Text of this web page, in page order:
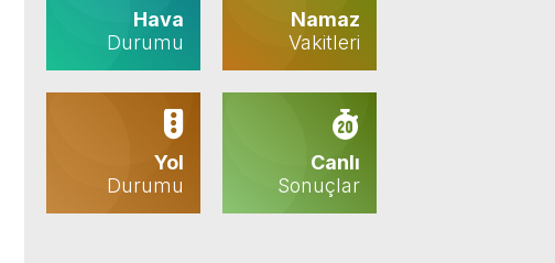
Hava
Durumu
Namaz
Vakitleri
Yol
Durumu
Canlı
Sonuçlar